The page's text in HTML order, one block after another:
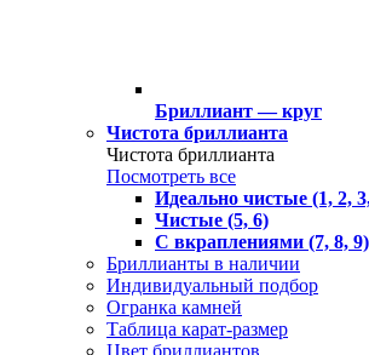
Бриллиант — круг
Чистота бриллианта
Чистота бриллианта
Посмотреть все
Идеально чистые (1, 2,
Чистые (5, 6)
С вкраплениями (7, 8, 9)
Бриллианты в наличии
Индивидуальный подбор
Огранка камней
Таблица карат-размер
Цвет бриллиантов